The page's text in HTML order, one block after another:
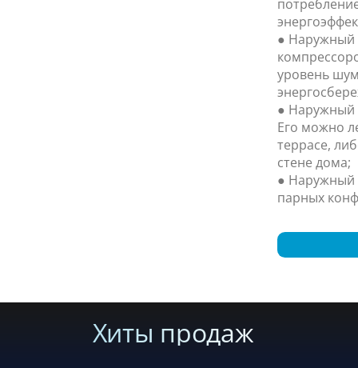
● Наружный
уровень
● Наружный
Его можно
террасе,
стене дома;
● Наружный
парных
Хиты продаж